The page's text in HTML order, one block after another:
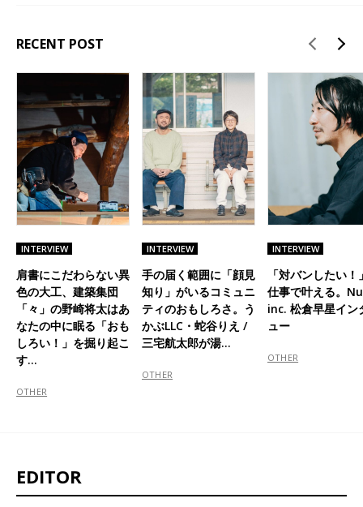
RECENT POST
INTERVIEW
肩書にこだわらない異
色の大工、建築集団
「々」の野崎将太はあ
なたの中に眠る「おも
しろい！」を掘り起こ
す…
OTHER
INTERVIEW
手の届く範囲に「顔見
知り」がいるコミュニ
ティのおもしろさ。う
かぶLLC・蛇谷りえ /
三宅航太郎が湯…
OTHER
INTERVIEW
「対バンしたい！
仕事で叶える。
inc. 松倉早星イン
ュー
OTHER
EDITOR